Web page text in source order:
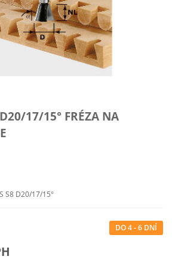
17/15° FRÉZA NA
S8 D20/17/15°
DO 4 - 6 DNÍ